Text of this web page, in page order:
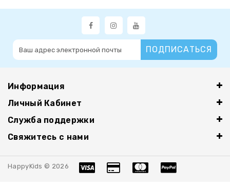
ПОДПИСАТЬСЯ
Информация
Личный Кабинет
Служба поддержки
Свяжитесь с нами
HappyKids © 2026